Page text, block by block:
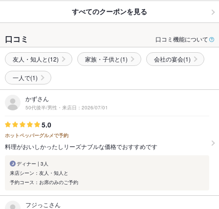
すべてのクーポンを見る
口コミ 口コミ機能について
友人・知人と(12) 家族・子供と(1) 会社の宴会(1)
一人で(1)
かずさん
50代後半/男性・来店日：2026/07/01
5.0
ホットペッパーグルメで予約
料理がおいしかったしリーズナブルな価格でおすすめです
ディナー | 3人
来店シーン：友人・知人と
予約コース：お席のみのご予約
フジっこさん